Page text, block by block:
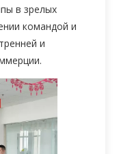
в зрелых
командой и
и